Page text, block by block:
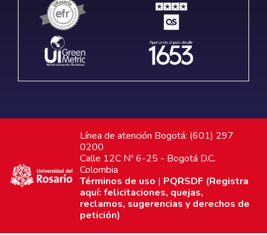
Línea de atención Bogotá: (601) 297
0200
Calle 12C Nº 6-25 - Bogotá D.C.
Colombia
Términos de uso | PQRSDF (Registra
aquí: felicitaciones, quejas,
reclamos, sugerencias y derechos de
petición)